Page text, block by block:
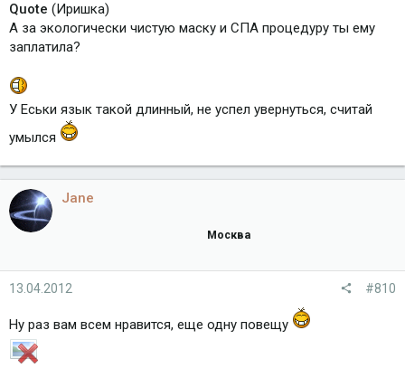
Quote (Иришка)
А за экологически чистую маску и СПА процедуру ты ему
заплатила?
У Еськи язык такой длинный, не успел увернуться, считай
умылся
Jane
Москва
13.04.2012 #810
Ну раз вам всем нравится, еще одну повещу